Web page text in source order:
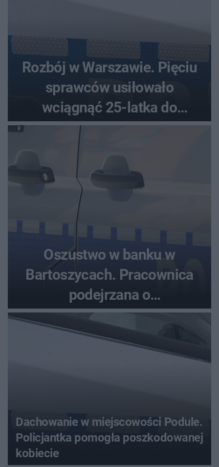
Rozbój w Warszawie. Pięciu
sprawców usiłowało
wciągnąć 25-latka do
samochodu
Oszustwo w banku w
Bartoszycach. Pracownica
podejrzana o
przywłaszczenie 470 000 zł
Dachowanie w miejscowości Podule.
Policjantka pomogła poszkodowanej
kobiecie